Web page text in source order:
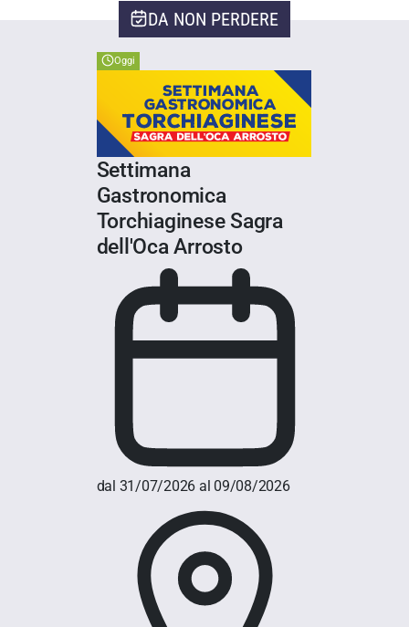
DA NON PERDERE
Oggi
Settimana
Gastronomica
Torchiaginese Sagra
dell'Oca Arrosto
dal 31/07/2026 al 09/08/2026